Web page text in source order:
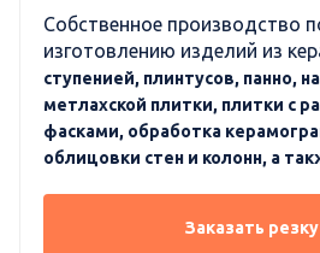
Собственное производство
изготовлению изделий из
ступенией, плинтусов, панно,
метлахской плитки, плитки с
фасками, обработка
облицовки стен и колонн, а
Заказать резку